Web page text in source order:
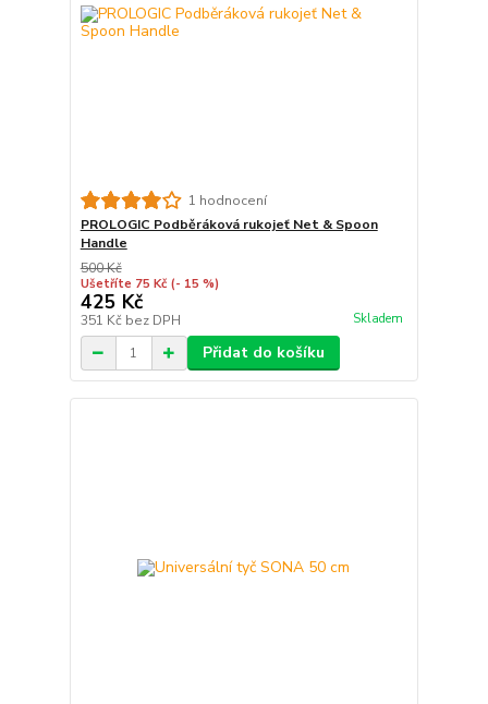
1 hodnocení
PROLOGIC Podběráková rukojeť Net & Spoon
Handle
500 Kč
Ušetříte 75 Kč (- 15 %)
425 Kč
351 Kč bez DPH Skladem
Přidat do košíku